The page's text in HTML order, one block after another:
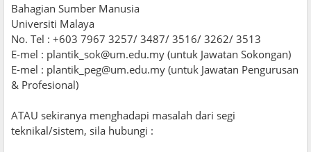
Bahagian Sumber Manusia
Universiti Malaya
No. Tel : +603 7967 3257/ 3487/ 3516/ 3262/ 3513
E-mel : plantik_sok@um.edu.my (untuk Jawatan Sokongan)
E-mel : plantik_peg@um.edu.my (untuk Jawatan Pengurusan
& Profesional)
ATAU sekiranya menghadapi masalah dari segi
teknikal/sistem, sila hubungi :